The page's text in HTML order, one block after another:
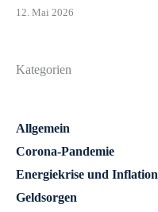
12. Mai 2026
Kategorien
Allgemein
Corona-Pandemie
Energiekrise und Inflation
Geldsorgen